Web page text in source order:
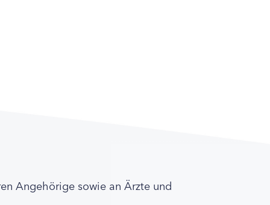
Angehörige sowie an Ärzte und